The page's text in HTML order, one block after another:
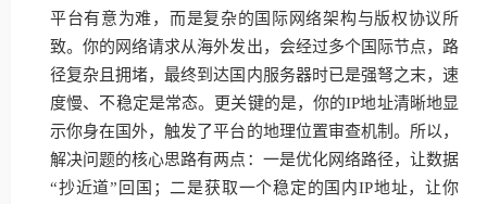
平台有意为难，而是复杂的国际网络架构与版权协议所
致。你的网络请求从海外发出，会经过多个国际节点，路
径复杂且拥堵，最终到达国内服务器时已是强弩之末，速
度慢、不稳定是常态。更关键的是，你的IP地址清晰地显
示你身在国外，触发了平台的地理位置审查机制。所以，
解决问题的核心思路有两点：一是优化网络路径，让数据
“抄近道”回国；二是获取一个稳定的国内IP地址，让你